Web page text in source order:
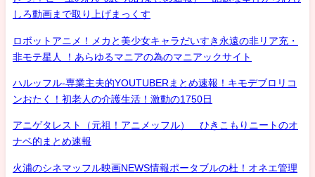
しろ動画まで取り上げまっくす
ロボットアニメ！メカと美少女キャラだいすき永遠の非リア充・
非モテ星人 ！あらゆるマニアの為のマニアックサイト
ハルッフル-専業主夫的YOUTUBERまとめ速報！キモデブロリコ
ンおたく！初老人の介護生活！激動の1750日
アニゲタレスト（元祖！アニメッフル） ひきこもりニートのオ
ナベ的まとめ速報
火浦のシネマッフル映画NEWS情報ポータブルの杜！オネエ管理